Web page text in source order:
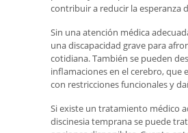
contribuir a reducir la esperanza
Sin una atención médica
una discapacidad grave para
cotidiana. También se pueden
inflamaciones en el cerebro, que
con restricciones funcionales y
Si existe un tratamiento médico
discinesia temprana se puede